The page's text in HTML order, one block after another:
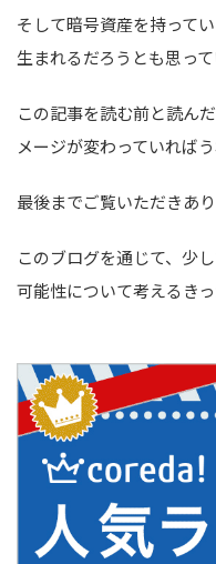
そして暗号資産を持って
生まれるだろうとも思って
この記事を読む前と読ん
メージが変わっていればう
最後までご覧いただきあ
このブログを通じて、少
可能性について考えるき